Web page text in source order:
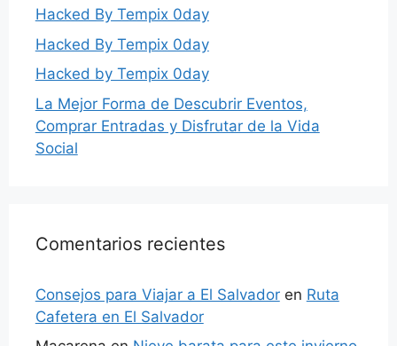
Hacked By Tempix 0day
Hacked By Tempix 0day
Hacked by Tempix 0day
La Mejor Forma de Descubrir Eventos,
Comprar Entradas y Disfrutar de la Vida
Social
Comentarios recientes
Consejos para Viajar a El Salvadoren Ruta
Cafetera en El Salvador